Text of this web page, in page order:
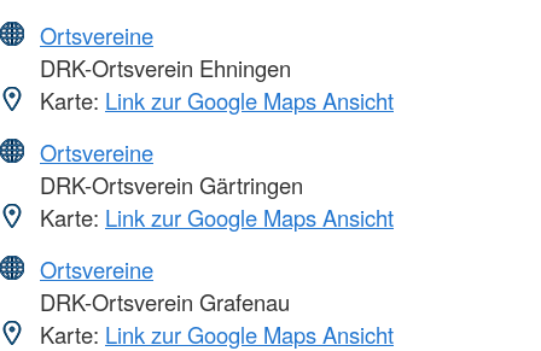
Ortsvereine
DRK-Ortsverein Ehningen
Karte: Link zur Google Maps Ansicht
Ortsvereine
DRK-Ortsverein Gärtringen
Karte: Link zur Google Maps Ansicht
Ortsvereine
DRK-Ortsverein Grafenau
Karte: Link zur Google Maps Ansicht